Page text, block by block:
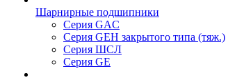
Шарнирные подшипники
Серия GAC
Серия GEH закрытого типа (тяж.)
Серия ШСЛ
Серия GE